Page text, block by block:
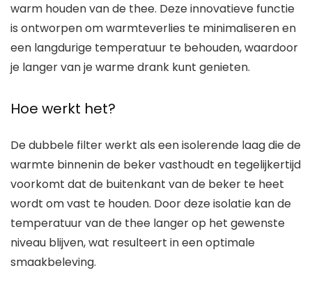
warm houden van de thee. Deze innovatieve functie
is ontworpen om warmteverlies te minimaliseren en
een langdurige temperatuur te behouden, waardoor
je langer van je warme drank kunt genieten.
Hoe werkt het?
De dubbele filter werkt als een isolerende laag die de
warmte binnenin de beker vasthoudt en tegelijkertijd
voorkomt dat de buitenkant van de beker te heet
wordt om vast te houden. Door deze isolatie kan de
temperatuur van de thee langer op het gewenste
niveau blijven, wat resulteert in een optimale
smaakbeleving.